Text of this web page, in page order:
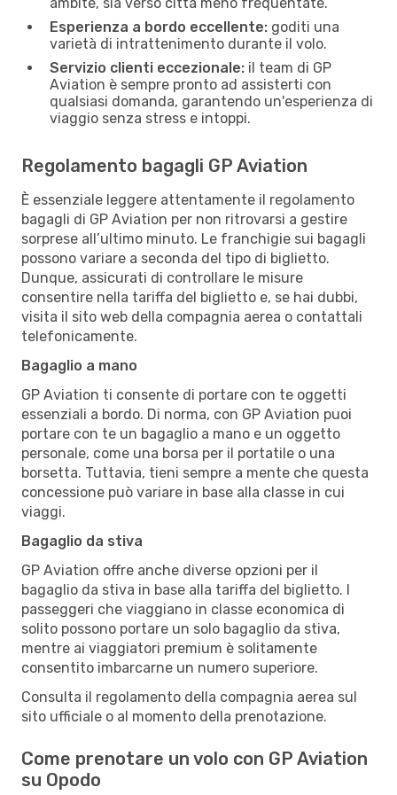
Esperienza a bordo eccellente: goditi una
varietà di intrattenimento durante il volo.
Servizio clienti eccezionale: il team di GP
Aviation è sempre pronto ad assisterti con
qualsiasi domanda, garantendo un'esperienza di
viaggio senza stress e intoppi.
Regolamento bagagli GP Aviation
È essenziale leggere attentamente il regolamento
bagagli di GP Aviation per non ritrovarsi a gestire
sorprese all’ultimo minuto. Le franchigie sui bagagli
possono variare a seconda del tipo di biglietto.
Dunque, assicurati di controllare le misure
consentire nella tariffa del biglietto e, se hai dubbi,
visita il sito web della compagnia aerea o contattali
telefonicamente.
Bagaglio a mano
GP Aviation ti consente di portare con te oggetti
essenziali a bordo. Di norma, con GP Aviation puoi
portare con te un bagaglio a mano e un oggetto
personale, come una borsa per il portatile o una
borsetta. Tuttavia, tieni sempre a mente che questa
concessione può variare in base alla classe in cui
viaggi.
Bagaglio da stiva
GP Aviation offre anche diverse opzioni per il
bagaglio da stiva in base alla tariffa del biglietto. I
passeggeri che viaggiano in classe economica di
solito possono portare un solo bagaglio da stiva,
mentre ai viaggiatori premium è solitamente
consentito imbarcarne un numero superiore.
Consulta il regolamento della compagnia aerea sul
sito ufficiale o al momento della prenotazione.
Come prenotare un volo con GP Aviation
su Opodo